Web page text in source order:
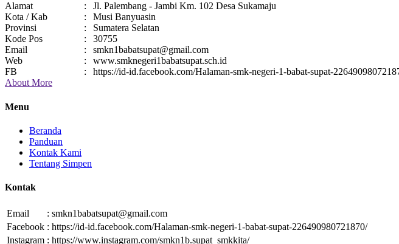
Alamat :
Jl. Palembang - Jambi Km. 102 Desa Sukamaju
Kota / Kab
:
Musi Banyuasin
Provinsi
:
Sumatera Selatan
Kode Pos
:
30755
Email
:
smkn1babatsupat@gmail.com
Web
:
www.smknegeri1babatsupat.sch.id
FB
:
https://id-id.facebook.com/Halaman-smk-negeri-1-babat-supat-
About More
Menu
Beranda
Panduan
Kontak Kami
Tentang Simpen
Kontak
Email : smkn1babatsupat@gmail.com
Facebook : https://id-id.facebook.com/Halaman-smk-negeri-1-babat-supat-226490980721870/
Instagram : https://www.instagram.com/smkn1b.supat_smkkita/